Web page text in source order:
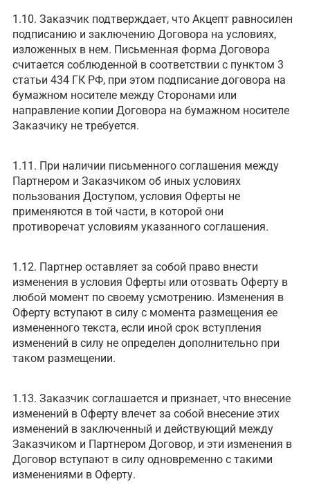
1.10. Заказчик подтверждает, что Акцепт равносилен
подписанию и заключению Договора на условиях,
изложенных в нем. Письменная форма Договора
считается соблюденной в соответствии с пунктом 3
статьи 434 ГК РФ, при этом подписание договора на
бумажном носителе между Сторонами или
направление копии Договора на бумажном носителе
Заказчику не требуется.
1.11. При наличии письменного соглашения между
Партнером и Заказчиком об иных условиях
пользования Доступом, условия Оферты не
применяются в той части, в которой они
противоречат условиям указанного соглашения.
1.12. Партнер оставляет за собой право внести
изменения в условия Оферты или отозвать Оферту в
любой момент по своему усмотрению. Изменения в
Оферту вступают в силу с момента размещения ее
измененного текста, если иной срок вступления
изменений в силу не определен дополнительно при
таком размещении.
1.13. Заказчик соглашается и признает, что внесение
изменений в Оферту влечет за собой внесение этих
изменений в заключенный и действующий между
Заказчиком и Партнером Договор, и эти изменения в
Договор вступают в силу одновременно с такими
изменениями в Оферту.